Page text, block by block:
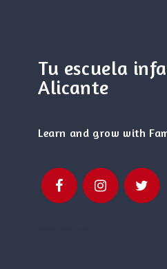
Tu escuela
Alicante
Learn and grow with